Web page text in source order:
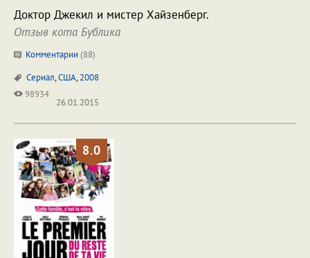
Доктор Джекил и мистер Хайзенберг.
Отзыв кота Бублика
Комментарии (88)
Сериал,США,2008
98934
26.01.2015
8.0